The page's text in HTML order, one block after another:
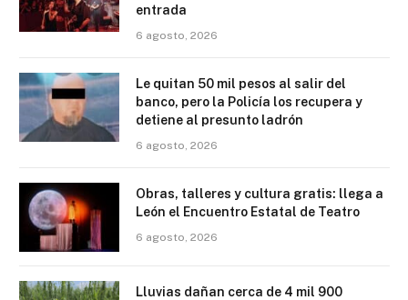
entrada
6 agosto, 2026
Le quitan 50 mil pesos al salir del
banco, pero la Policía los recupera y
detiene al presunto ladrón
6 agosto, 2026
Obras, talleres y cultura gratis: llega a
León el Encuentro Estatal de Teatro
6 agosto, 2026
Lluvias dañan cerca de 4 mil 900